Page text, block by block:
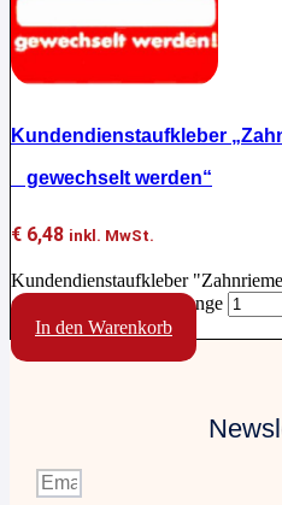
Kundendienstaufkleber
_ gewechselt werden“
€ 6,48 inkl. MwSt.
Kundendienstaufkleber
gewechselt werden" Menge
In den Warenkorb